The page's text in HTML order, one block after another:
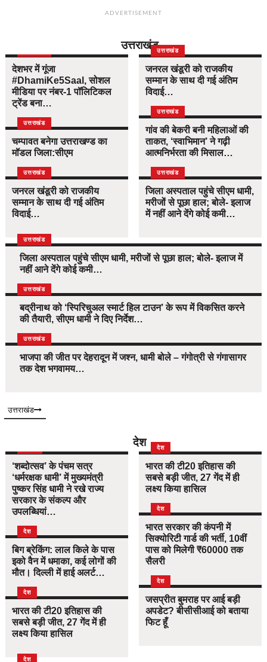
ADVERTISEMENT
उत्तराखंड
देशभर में गूंजा
#DhamiKe5Saal, सोशल
मीडिया पर नंबर-1 पॉलिटिकल
ट्रेंड बना…
उत्तराखंड
चम्पावत बनेगा उत्तराखण्ड का
मॉडल जिला:सीएम
उत्तराखंड
जनरल खंडूरी को राजकीय
सम्मान के साथ दी गई अंतिम
विदाई…
उत्तराखंड
जनरल खंडूरी को राजकीय
सम्मान के साथ दी गई अंतिम
विदाई…
उत्तराखंड
गांव की बेकरी बनी महिलाओं की
ताकत, ‘स्वाभिमान’ ने गढ़ी
आत्मनिर्भरता की मिसाल…
उत्तराखंड
जिला अस्पताल पहुंचे सीएम धामी,
मरीजों से पूछा हाल; बोले- इलाज
में नहीं आने देंगे कोई कमी…
उत्तराखंड
जिला अस्पताल पहुंचे सीएम धामी, मरीजों से पूछा हाल; बोले- इलाज में
नहीं आने देंगे कोई कमी…
उत्तराखंड
बद्रीनाथ को ‘स्पिरिचुअल स्मार्ट हिल टाउन’ के रूप में विकसित करने
की तैयारी, सीएम धामी ने दिए निर्देश…
उत्तराखंड
भाजपा की जीत पर देहरादून में जश्न, धामी बोले – गंगोत्री से गंगासागर
तक देश भगवामय…
उत्तराखंड
देश
‘शब्दोत्सव’ के पंचम सत्र
‘धर्मरक्षक धामी’ में मुख्यमंत्री
पुष्कर सिंह धामी ने रखे राज्य
सरकार के संकल्प और
उपलब्धियां…
देश
बिग ब्रेकिंग: लाल किले के पास
इको वैन में धमाका, कई लोगों की
मौत। दिल्ली में हाई अलर्ट…
देश
भारत की टी20 इतिहास की
सबसे बड़ी जीत, 27 गेंद में ही
लक्ष्य किया हासिल
देश
भारत की टी20 इतिहास की
सबसे बड़ी जीत, 27 गेंद में ही
लक्ष्य किया हासिल
देश
भारत सरकार की कंपनी में
सिक्योरिटी गार्ड की भर्ती, 10वीं
पास को मिलेगी ₹60000 तक
सैलरी
देश
जसप्रीत बुमराह पर आई बड़ी
अपडेट? बीसीसीआई को बताया
फिट हूँ
देश